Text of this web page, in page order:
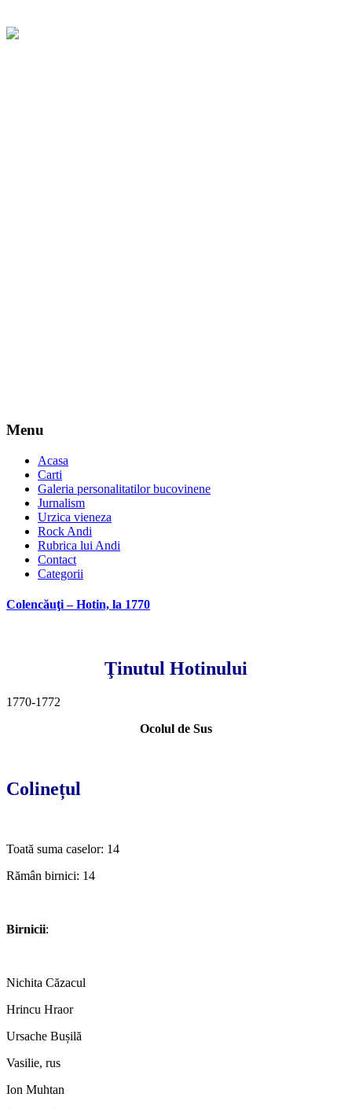
Menu
Acasa
Carti
Galeria personalitatilor bucovinene
Jurnalism
Urzica vieneza
Rock Andi
Rubrica lui Andi
Contact
Categorii
Colencăuţi – Hotin, la 1770
Ţinutul Hotinului
1770-1772
Ocolul de Sus
Colinețul
Toată suma caselor: 14
Rămân birnici: 14
Birnicii:
Nichita Căzacul
Hrincu Hraor
Ursache Bușilă
Vasilie, rus
Ion Muhtan